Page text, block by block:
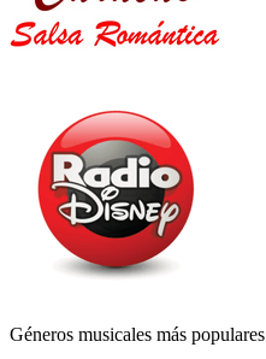
Géneros musicales más populares